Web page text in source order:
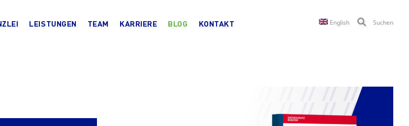
LEISTUNGEN TEAM KARRIERE BLOG KONTAKT English Suchen